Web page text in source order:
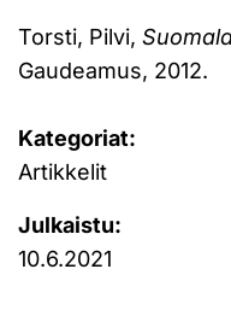
Torsti, Pilvi,
Gaudeamus, 2012.
Kategoriat:
Artikkelit
Julkaistu:
10.6.2021